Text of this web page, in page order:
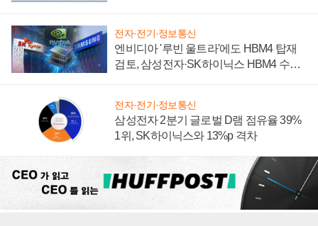
전자·전기·정보통신
엔비디아 '루빈 울트라'에도 HBM4 탑재
검토, 삼성전자·SK하이닉스 HBM4 수율
전자·전기·정보통신
삼성전자 2분기 글로벌 D램 점유율 39%
1위, SK하이닉스와 13%p 격차